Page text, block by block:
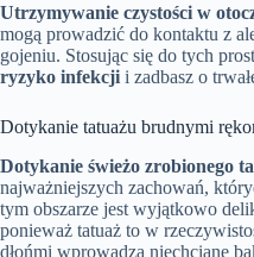
Utrzymywanie czystości w
mogą prowadzić do kontaktu z
gojeniu. Stosując się do tych
ryzyko infekcji i zadbasz o
Dotykanie tatuażu brudnymi
Dotykanie świeżo zrobionego
najważniejszych zachowań,
tym obszarze jest wyjątkowo
ponieważ tatuaż to w
dłońmi wprowadza niechciane